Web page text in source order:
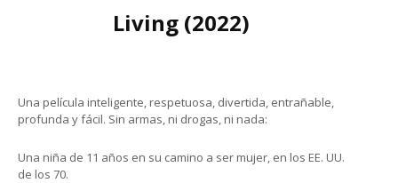
Living (2022)
Una película inteligente, respetuosa, divertida, entrañable,
profunda y fácil. Sin armas, ni drogas, ni nada:
Una niña de 11 años en su camino a ser mujer, en los EE. UU.
de los 70.